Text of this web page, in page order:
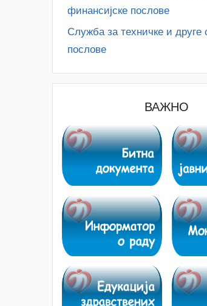
финансијске послове
Служба за техничке и друге
послове
ВАЖНО